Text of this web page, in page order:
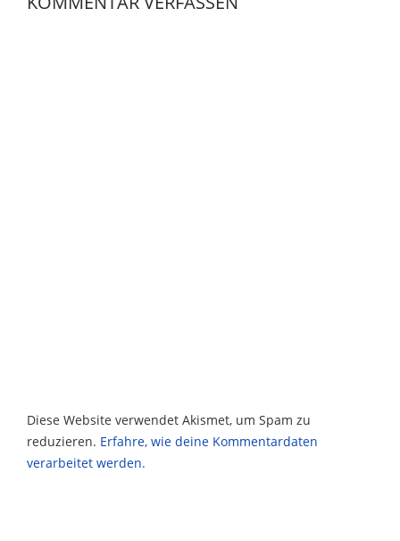
Diese Website verwendet Akismet, um Spam zu
reduzieren. Erfahre, wie deine Kommentardaten
verarbeitet werden.